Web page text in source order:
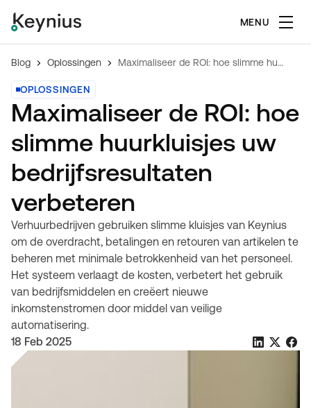
MENU
Blog Oplossingen Maximaliseer de ROI: hoe slimme huurkluisjes uw bedrijfsresultaten verbeteren
OPLOSSINGEN
Maximaliseer de ROI: hoe
slimme huurkluisjes uw
bedrijfsresultaten
verbeteren
Verhuurbedrijven gebruiken slimme kluisjes van Keynius
om de overdracht, betalingen en retouren van artikelen te
beheren met minimale betrokkenheid van het personeel.
Het systeem verlaagt de kosten, verbetert het gebruik
van bedrijfsmiddelen en creëert nieuwe
inkomstenstromen door middel van veilige
automatisering.
18 Feb 2025